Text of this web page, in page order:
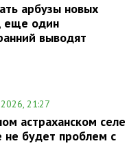
арбузы новых
еще один
выводят
2026, 21:27
астраханском селе
не будет проблем с